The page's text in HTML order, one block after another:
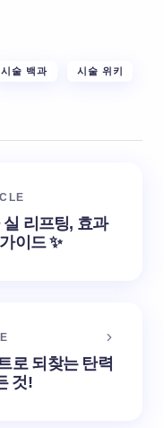
시술 백과 시술 위키
리프팅, 효과
이드 ✨
로 되찾는 탄력
것!